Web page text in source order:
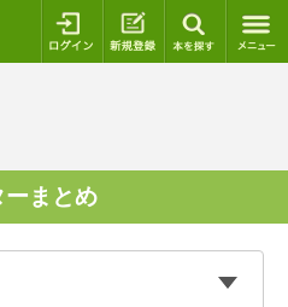
ログイン 新規登録
まとめ